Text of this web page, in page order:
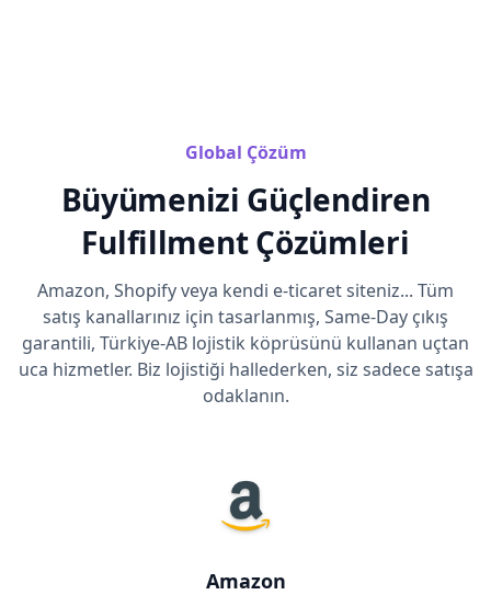
Global Çözüm
Büyümenizi Güçlendiren
Fulfillment Çözümleri
Amazon, Shopify veya kendi e-ticaret siteniz... Tüm
satış kanallarınız için tasarlanmış, Same-Day çıkış
garantili, Türkiye-AB lojistik köprüsünü kullanan uçtan
uca hizmetler. Biz lojistiği hallederken, siz sadece satışa
odaklanın.
Amazon